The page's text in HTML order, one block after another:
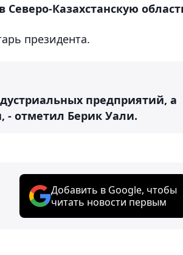
Казахстанскую
президента.
предприятий, а
- отметил Берик Уали.
Добавить в Google, чтобы
читать новости первым